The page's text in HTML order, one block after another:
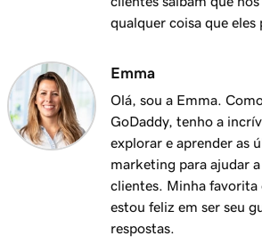
qualquer coisa que eles
Emma
Olá, sou a Emma.
GoDaddy, tenho a
explorar e aprender as
marketing para ajudar
clientes. Minha favorita
estou feliz em ser seu
respostas.